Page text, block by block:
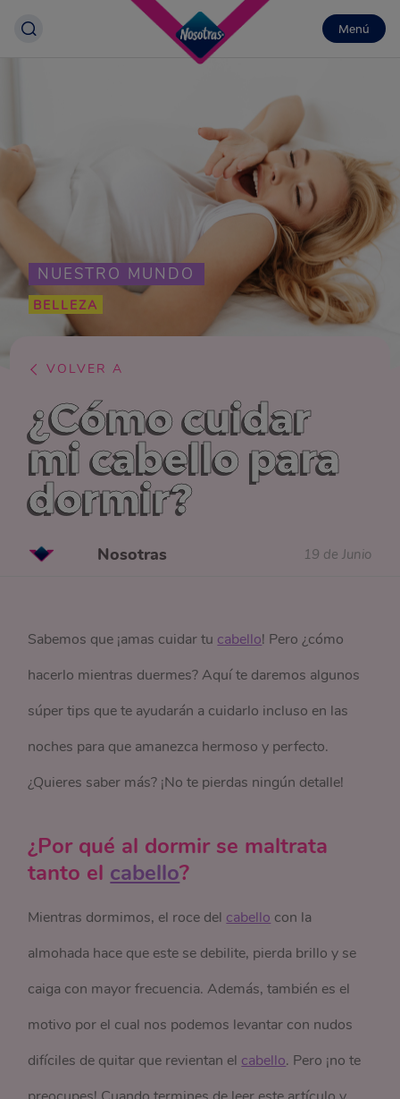
Menú
NUESTRO MUNDO
BELLEZA
VOLVER A
¿Cómo cuidar
mi cabello para
dormir?
Nosotras 19 de Junio
Sabemos que ¡amas cuidar tu cabello! Pero ¿cómo
hacerlo mientras duermes? Aquí te daremos algunos
súper tips que te ayudarán a cuidarlo incluso en las
noches para que amanezca hermoso y perfecto.
¿Quieres saber más? ¡No te pierdas ningún detalle!
¿Por qué al dormir se maltrata
tanto el cabello?
Mientras dormimos, el roce del cabello con la
almohada hace que este se debilite, pierda brillo y se
caiga con mayor frecuencia. Además, también es el
motivo por el cual nos podemos levantar con nudos
difíciles de quitar que revientan el cabello. Pero ¡no te